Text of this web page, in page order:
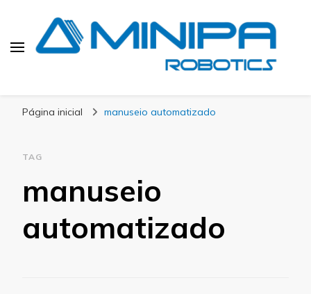
Página inicial manuseio automatizado
TAG
manuseio
automatizado